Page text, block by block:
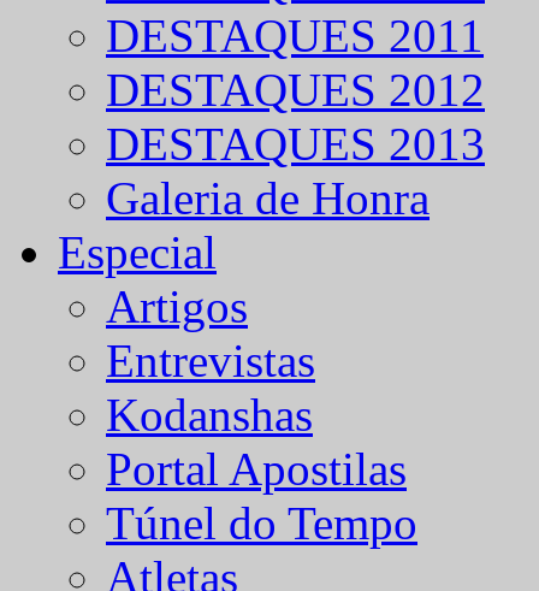
DESTAQUES 2011
DESTAQUES 2012
DESTAQUES 2013
Galeria de Honra
Especial
Artigos
Entrevistas
Kodanshas
Portal Apostilas
Túnel do Tempo
Atletas